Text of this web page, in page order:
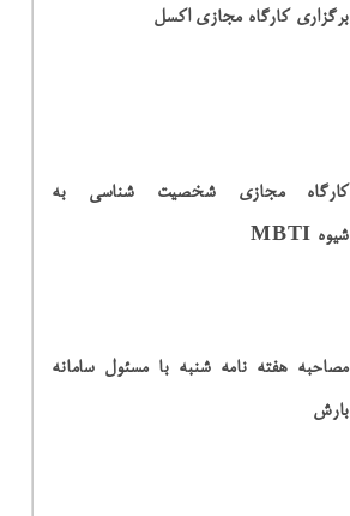
برگزاری کارگاه مجازی اکسل
کارگاه مجازی شخصیت شناسی به
شیوه MBTI
مصاحبه هفته نامه شنبه با مسئول سامانه
بارش